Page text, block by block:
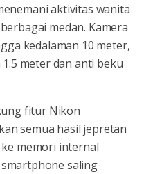
aktivitas wanita
medan. Kamera
kedalaman 10 meter,
meter dan anti beku
fitur Nikon
semua hasil jepretan
memori internal
saling